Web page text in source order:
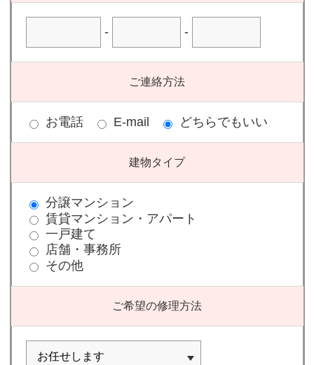
- -
ご連絡方法
お電話 E-mail どちらでもいい
建物タイプ
分譲マンション
賃貸マンション・アパート
一戸建て
店舗・事務所
その他
ご希望の修理方法